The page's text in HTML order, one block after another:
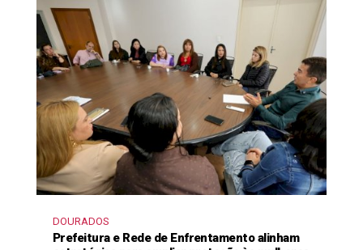
DOURADOS
Prefeitura e Rede de Enfrentamento alinham